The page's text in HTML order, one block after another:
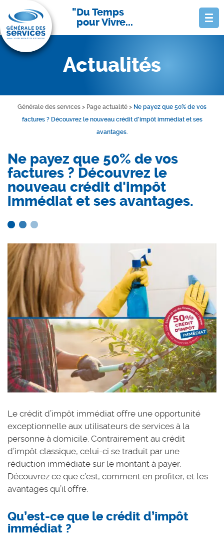
Du Temps
pour Vivre...
Actualités
Générale des services > Page actualité > Ne payez que 50% de vos
factures ? Découvrez le nouveau crédit d’impôt immédiat et ses
avantages.
Ne payez que 50% de vos
factures ? Découvrez le
nouveau crédit d'impôt
immédiat et ses avantages.
Le crédit d’impôt immédiat offre une opportunité
exceptionnelle aux utilisateurs de services à la
personne à domicile. Contrairement au crédit
d’impôt classique, celui-ci se traduit par une
réduction immédiate sur le montant à payer.
Découvrez ce que c’est, comment en profiter, et les
avantages qu’il offre.
Qu’est-ce que le crédit d’impôt
immédiat ?